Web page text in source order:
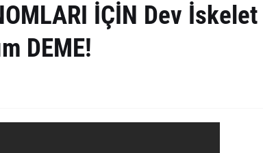
İÇİN Dev İskelet
DEME!